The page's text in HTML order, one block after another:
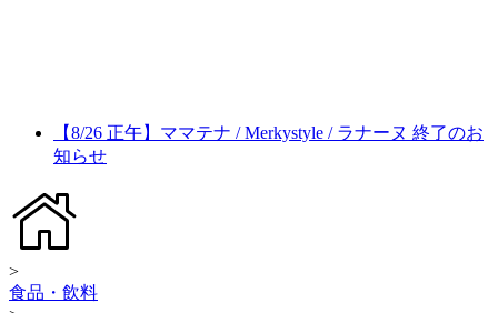
【8/26 正午】ママテナ / Merkystyle / ラナーヌ 終了のお
知らせ
>
食品・飲料